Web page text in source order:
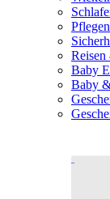
Baby
Baby